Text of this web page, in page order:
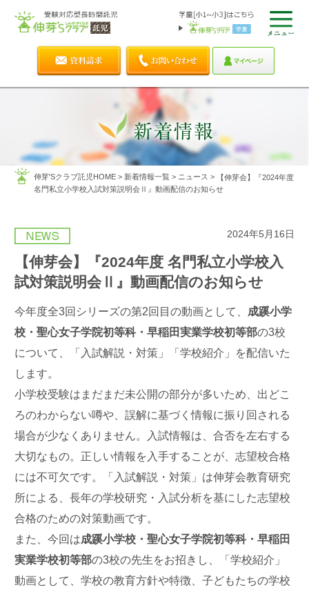
伸芽'Sクラブ託児HOME> 新着情報一覧> ニュース >
【伸芽会】『2024年度
名門私立小学校入試対策説明会Ⅱ』動画配信のお知らせ
2024年5月16日
【伸芽会】『2024年度 名門私立小学校入
試対策説明会Ⅱ』動画配信のお知らせ
今年度全3回シリーズの第2回目の動画として、 成蹊小学
校・聖心女子学院初等科・早稲田実業学校初等部の3校
について、「入試解説・対策」「学校紹介」を配信いた
します。
小学校受験はまだまだ未公開の部分が多いため、出どこ
ろのわからない噂や、誤解に基づく情報に振り回される
場合が少なくありません。入試情報は、合否を左右する
大切なもの。正しい情報を入手することが、志望校合格
には不可欠です。「入試解説・対策」は伸芽会教育研究
所による、長年の学校研究・入試分析を基にした志望校
合格のための対策動画です。
また、今回は成蹊小学校・聖心女子学院初等科・早稲田
実業学校初等部の3校の先生をお招きし、「学校紹介」
動画として、学校の教育方針や特徴、子どもたちの学校